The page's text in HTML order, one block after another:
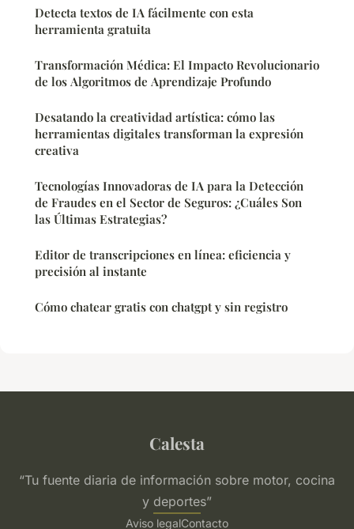
Detecta textos de IA fácilmente con esta
herramienta gratuita
Transformación Médica: El Impacto Revolucionario
de los Algoritmos de Aprendizaje Profundo
Desatando la creatividad artística: cómo las
herramientas digitales transforman la expresión
creativa
Tecnologías Innovadoras de IA para la Detección
de Fraudes en el Sector de Seguros: ¿Cuáles Son
las Últimas Estrategias?
Editor de transcripciones en línea: eficiencia y
precisión al instante
Cómo chatear gratis con chatgpt y sin registro
Calesta
“Tu fuente diaria de información sobre motor, cocina
y deportes”
Aviso legalContacto